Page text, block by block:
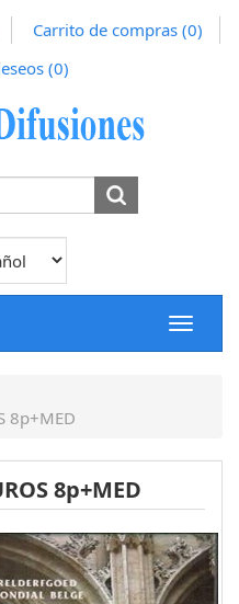
Carrito de compras (0)
(0)
Toggle
8p+MED
8p+MED